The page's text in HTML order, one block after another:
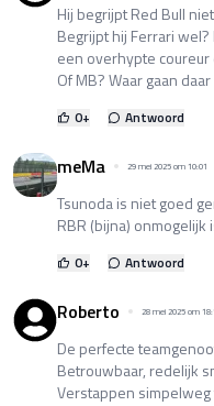
Hij begrijpt Red Bull
Begrijpt hij Ferrari
een overhypte coureur
Of MB? Waar gaan
0+ Antwoord
meMa 29 mei 2025 om 10:01
Tsunoda is niet goed
RBR (bijna)
0+ Antwoord
Roberto 28 mei 2025 om
De perfecte
Betrouwbaar, redelijk
Verstappen simpelweg